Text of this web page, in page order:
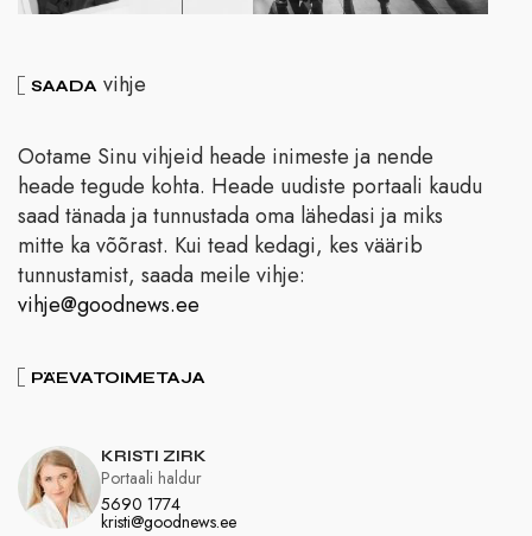
SAADA vihje
Ootame Sinu vihjeid heade inimeste ja nende
heade tegude kohta. Heade uudiste portaali kaudu
saad tänada ja tunnustada oma lähedasi ja miks
mitte ka võõrast. Kui tead kedagi, kes väärib
tunnustamist, saada meile vihje:
vihje@goodnews.ee
PÄEVATOIMETAJA
KRISTI ZIRK
5690 1774
kristi@goodnews.ee
Portaali haldur